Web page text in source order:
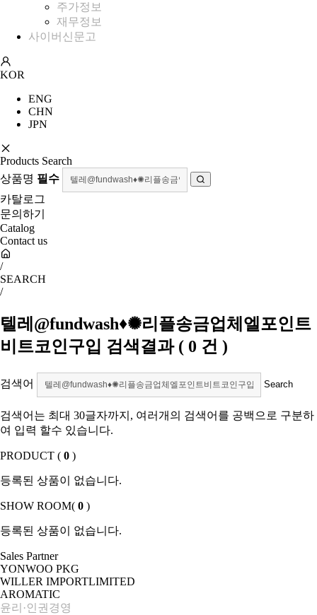
주가정보
재무정보
사이버신문고
KOR
ENG
CHN
JPN
Products Search
상품명 필수
카탈로그
문의하기
Catalog
Contact us
/
SEARCH
/
텔레@fundwash♦✺리플송금업체엘포인트
비트코인구입 검색결과 ( 0 건 )
검색어
검색어는 최대 30글자까지, 여러개의 검색어를 공백으로 구분하
여 입력 할수 있습니다.
PRODUCT ( 0 )
등록된 상품이 없습니다.
SHOW ROOM( 0 )
등록된 상품이 없습니다.
Sales Partner
YONWOO PKG
WILLER IMPORTLIMITED
AROMATIC
윤리·인권경영